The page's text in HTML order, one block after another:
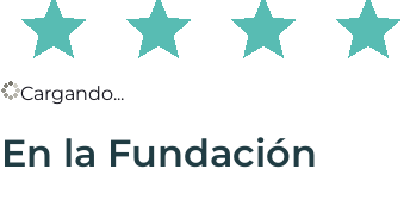
Cargando...
En la Fundación